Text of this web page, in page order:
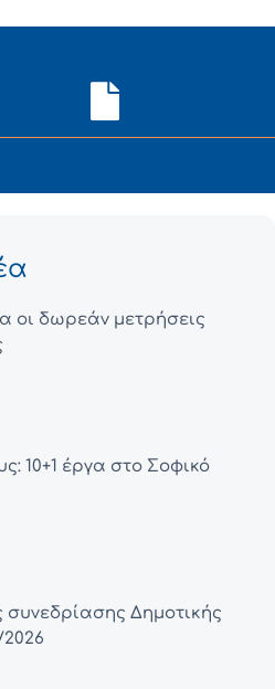
οι δωρεάν μετρήσεις
10+1 έργα στο Σοφικό
συνεδρίασης Δημοτικής